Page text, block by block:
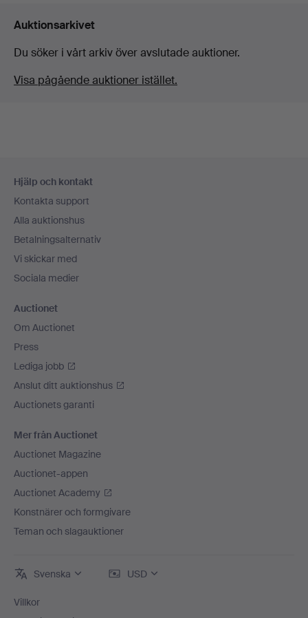
Auktionsarkivet
Du söker i vårt arkiv över avslutade auktioner.
Visa pågående auktioner istället.
Hjälp och kontakt
Kontakta support
Alla auktionshus
Betalningsalternativ
Vi skickar med
Sociala medier
Auctionet
Om Auctionet
Press
Lediga jobb
Anslut ditt auktionshus
Auctionets garanti
Mer från Auctionet
Auctionet Magazine
Auctionet-appen
Auctionet Academy
Konstnärer och formgivare
Teman och slagauktioner
Svenska USD
Villkor